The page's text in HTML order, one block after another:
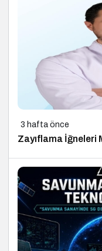
3 hafta önce
Zayıflama İğneleri